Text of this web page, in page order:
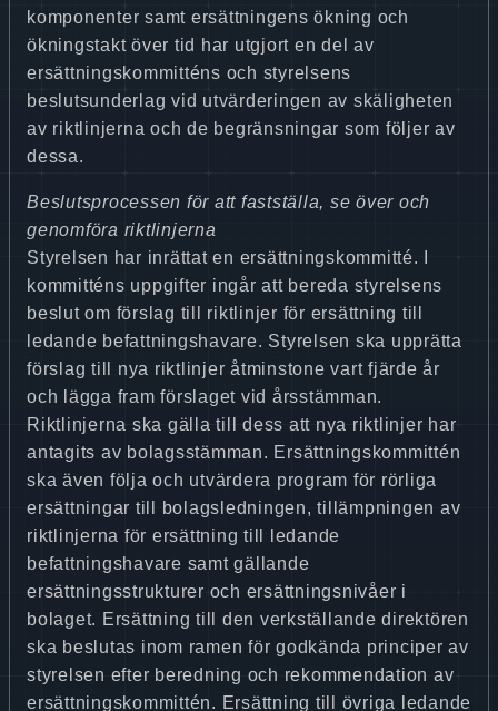
komponenter samt ersättningens ökning och
ökningstakt över tid har utgjort en del av
ersättningskommitténs och styrelsens
beslutsunderlag vid utvärderingen av skäligheten
av riktlinjerna och de begränsningar som följer av
dessa.
Beslutsprocessen för att fastställa, se över och
genomföra riktlinjerna
Styrelsen har inrättat en ersättningskommitté. I
kommitténs uppgifter ingår att bereda styrelsens
beslut om förslag till riktlinjer för ersättning till
ledande befattningshavare. Styrelsen ska upprätta
förslag till nya riktlinjer åtminstone vart fjärde år
och lägga fram förslaget vid årsstämman.
Riktlinjerna ska gälla till dess att nya riktlinjer har
antagits av bolagsstämman. Ersättningskommittén
ska även följa och utvärdera program för rörliga
ersättningar till bolagsledningen, tillämpningen av
riktlinjerna för ersättning till ledande
befattningshavare samt gällande
ersättningsstrukturer och ersättningsnivåer i
bolaget. Ersättning till den verkställande direktören
ska beslutas inom ramen för godkända principer av
styrelsen efter beredning och rekommendation av
ersättningskommittén. Ersättning till övriga ledande